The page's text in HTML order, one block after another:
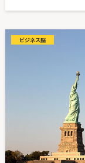
ビジネス脳